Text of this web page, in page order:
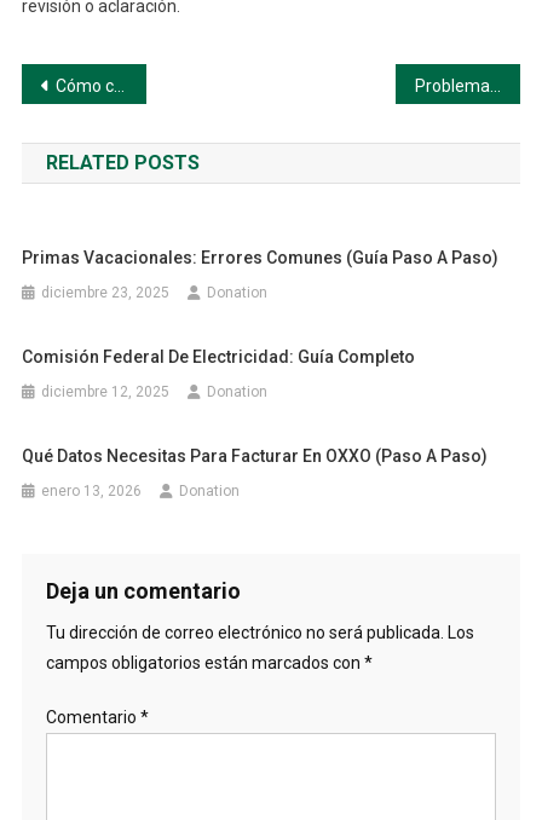
revisión o aclaración.
Navegación
de
entradas
Cómo consultar facturas en el SAT (paso a paso)
RELATED POSTS
Primas Vacacionales: Errores Comunes (Guía Paso A Paso)
diciembre 23, 2025 Donation
Comisión Federal De Electricidad: Guía Completo
diciembre 12, 2025 Donation
Qué Datos Necesitas Para Facturar En OXXO (paso A Paso)
enero 13, 2026 Donation
Deja un comentario
Tu dirección de correo electrónico no será publicada. Los
campos obligatorios están marcados con *
Comentario *